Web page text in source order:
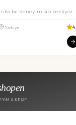
bir deneyim sizi bekliyor.
Türkiye
& KEŞIF